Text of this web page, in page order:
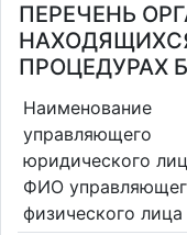
ПЕРЕЧЕНЬ
ПРОЦЕДУРАХ
Наименование
управляющего
юридического
ФИО
физического лица